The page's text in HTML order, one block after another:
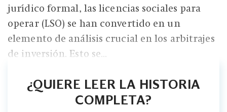
jurídico formal, las licencias sociales para
operar (LSO) se han convertido en un
elemento de análisis crucial en los arbitrajes
de inversión. Esto se...
¿QUIERE LEER LA HISTORIA
COMPLETA?